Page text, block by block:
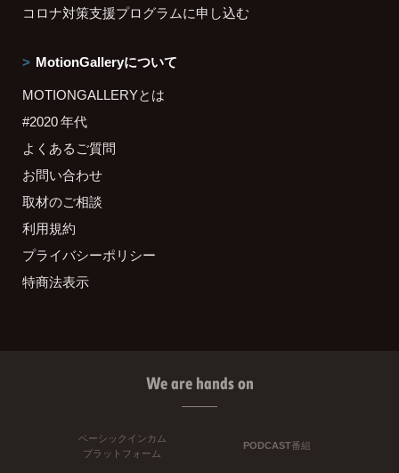
コロナ対策支援プログラムに申し込む
MotionGalleryについて
MOTIONGALLERYとは
#2020 年代
よくあるご質問
お問い合わせ
取材のご相談
利用規約
プライバシーポリシー
特商法表示
We are hands on
ベーシックインカム
プラットフォーム
PODCAST番組